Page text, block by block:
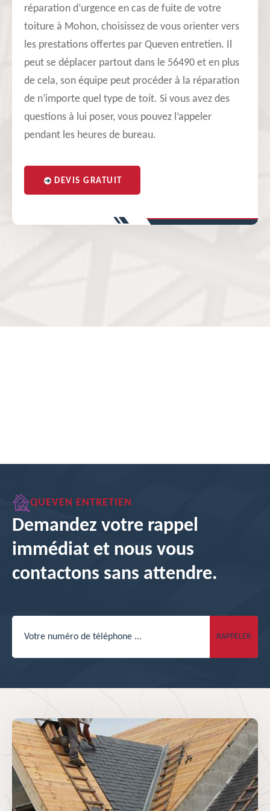
réparation d’urgence en cas de fuite de votre
toiture à Mohon, choisissez de vous orienter vers
les prestations offertes par Queven entretien. Il
peut se déplacer partout dans le 56490 et en plus
de cela, son équipe peut procéder à la réparation
de n’importe quel type de toit. Si vous avez des
questions à lui poser, vous pouvez l’appeler
pendant les heures de bureau.
DEVIS GRATUIT
QUEVEN ENTRETIEN
Demandez votre rappel
immédiat et nous vous
contactons sans attendre.